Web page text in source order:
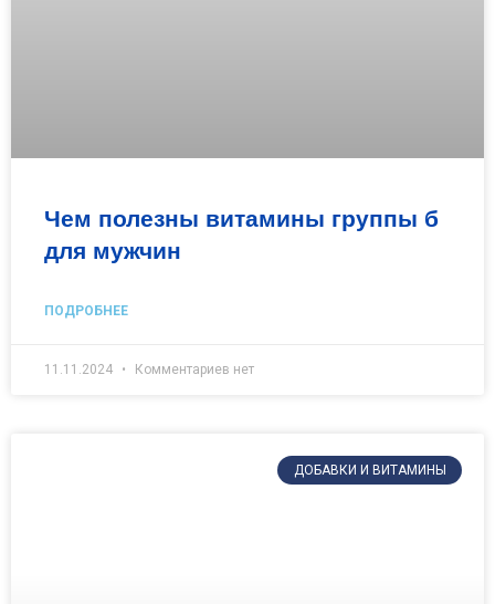
Чем полезны витамины группы б
для мужчин
ПОДРОБНЕЕ
11.11.2024 Комментариев нет
ДОБАВКИ И ВИТАМИНЫ